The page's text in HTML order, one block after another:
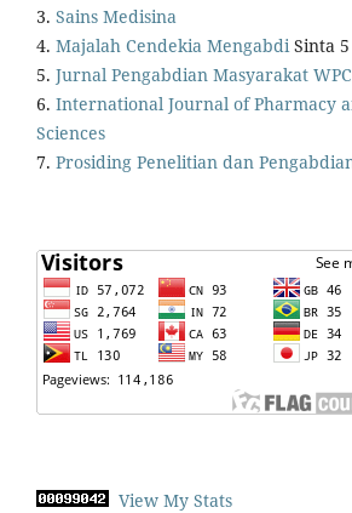
3. Sains Medisina
4. Majalah Cendekia Mengabdi Sinta 5
5. Jurnal Pengabdian Masyarakat WPC
6. International Journal of Pharmacy
Sciences
7. Prosiding Penelitian dan
View My Stats